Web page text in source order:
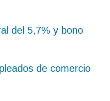
del 5,7% y bono
de comercio